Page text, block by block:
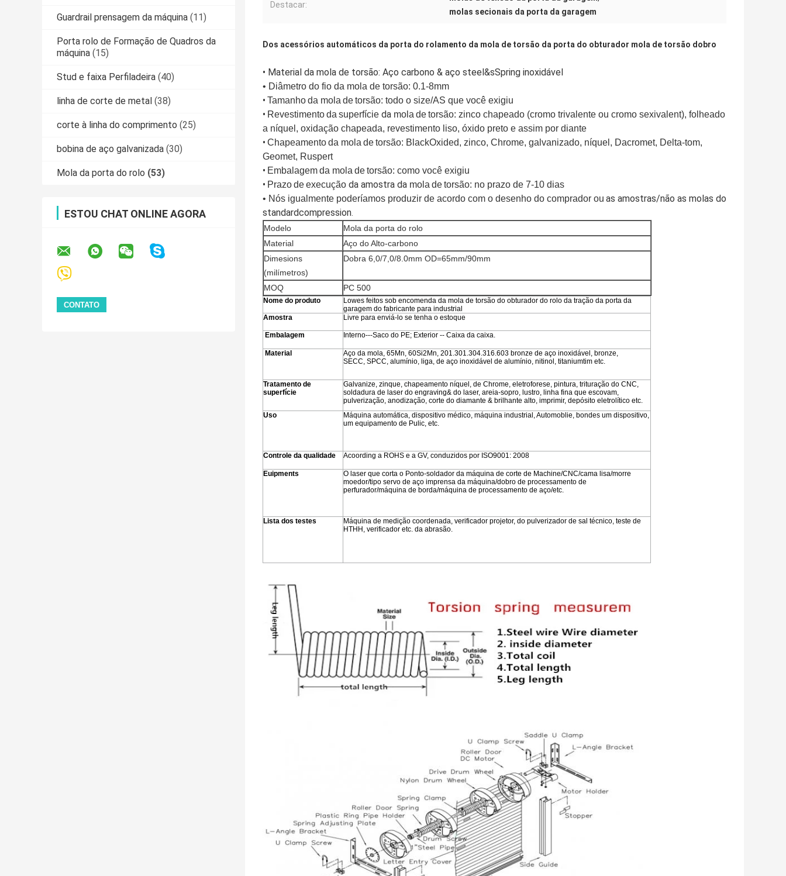
Guardrail prensagem da máquina (11)
Porta rolo de Formação de Quadros da
máquina (15)
Stud e faixa Perfiladeira (40)
linha de corte de metal (38)
corte à linha do comprimento (25)
bobina de aço galvanizada (30)
Mola da porta do rolo (53)
ESTOU CHAT ONLINE AGORA
Destacar:
molas secionais da porta da garagem
Dos acessórios automáticos da porta do rolamento da mola de torsão da porta do obturador mola de torsão dobro
• Material da mola de torsão: Aço carbono & aço steel&sSpring inoxidável
• Diâmetro do fio da mola de torsão: 0.1-8mm
• Tamanhoda mola detorsão: todo o size/AS que você exigiu
• Revestimentoda superfície da mola detorsão: zinco chapeado (cromo trivalente ou cromo sexivalent), folheado
a níquel, oxidação chapeada, revestimento liso, óxido preto e assim por diante
• Chapeamentoda mola detorsão: BlackOxided, zinco, Chrome, galvanizado, níquel, Dacromet, Delta-tom,
Geomet, Ruspert
• Embalagemda mola detorsão: como você exigiu
• Prazodeexecução da amostra da mola detorsão: no prazo de 7-10 dias
• Nós igualmente poderíamos produzir de acordo com o desenho do comprador ou as amostras/não as molas do
standardcompression.
Modelo
Mola da porta do rolo
Material
Aço do Alto-carbono
Dimesions
(milímetros)
Dobra 6,0/7,0/8.0mm OD=65mm/90mm
MOQ PC 500
Nome do produto
Lowes feitos sob encomenda da mola de torsão do obturador do rolo da tração da porta da
garagem do fabricante para industrial
Amostra
Livre para enviá-lo se tenha o estoque
Embalagem Interno---Saco do PE; Exterior -- Caixa da caixa.
Material
Aço da mola, 65Mn, 60Si2Mn, 201.301.304.316.603 bronze de aço inoxidável, bronze,
SECC, SPCC, alumínio, liga, de aço inoxidável de alumínio, nitinol, titaniumtim etc.
Tratamento de
superfície
Galvanize, zinque, chapeamento níquel, de Chrome, eletroforese, pintura, trituração do CNC,
soldadura de laser do engraving& do laser, areia-sopro, lustro, linha fina que escovam,
pulverização, anodização, corte do diamante & brilhante alto, imprimir, depósito eletrolítico etc.
Uso
Máquina automática, dispositivo médico, máquina industrial, Automoblie, bondes um dispositivo,
um equipamento de Pulic, etc.
Controle da qualidade Acoording a ROHS e a GV, conduzidos por ISO9001: 2008
Euipments
O laser que corta o Ponto-soldador da máquina de corte de Machine/CNC/cama lisa/morre
moedor/tipo servo de aço imprensa da máquina/dobro de processamento de
perfurador/máquina de borda/máquina de processamento de aço/etc.
Lista dos testes
Máquina de medição coordenada, verificador projetor, do pulverizador de sal técnico, teste de
HTHH, verificador etc. da abrasão.